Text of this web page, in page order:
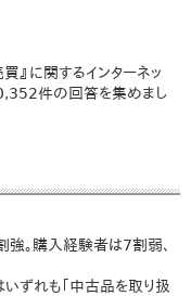
』に関するインターネッ
件の回答を集めまし
強。購入経験者は7割弱、
ずれも「中古品を取り扱